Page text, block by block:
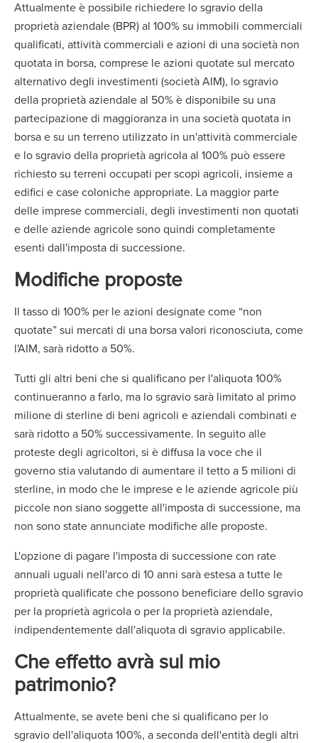
Attualmente è possibile richiedere lo sgravio della
proprietà aziendale (BPR) al 100% su immobili commerciali
qualificati, attività commerciali e azioni di una società non
quotata in borsa, comprese le azioni quotate sul mercato
alternativo degli investimenti (società AIM), lo sgravio
della proprietà aziendale al 50% è disponibile su una
partecipazione di maggioranza in una società quotata in
borsa e su un terreno utilizzato in un'attività commerciale
e lo sgravio della proprietà agricola al 100% può essere
richiesto su terreni occupati per scopi agricoli, insieme a
edifici e case coloniche appropriate. La maggior parte
delle imprese commerciali, degli investimenti non quotati
e delle aziende agricole sono quindi completamente
esenti dall'imposta di successione.
Modifiche proposte
Il tasso di 100% per le azioni designate come “non
quotate” sui mercati di una borsa valori riconosciuta, come
l'AIM, sarà ridotto a 50%.
Tutti gli altri beni che si qualificano per l'aliquota 100%
continueranno a farlo, ma lo sgravio sarà limitato al primo
milione di sterline di beni agricoli e aziendali combinati e
sarà ridotto a 50% successivamente. In seguito alle
proteste degli agricoltori, si è diffusa la voce che il
governo stia valutando di aumentare il tetto a 5 milioni di
sterline, in modo che le imprese e le aziende agricole più
piccole non siano soggette all'imposta di successione, ma
non sono state annunciate modifiche alle proposte.
L'opzione di pagare l'imposta di successione con rate
annuali uguali nell'arco di 10 anni sarà estesa a tutte le
proprietà qualificate che possono beneficiare dello sgravio
per la proprietà agricola o per la proprietà aziendale,
indipendentemente dall'aliquota di sgravio applicabile.
Che effetto avrà sul mio
patrimonio?
Attualmente, se avete beni che si qualificano per lo
sgravio dell'aliquota 100%, a seconda dell'entità degli altri